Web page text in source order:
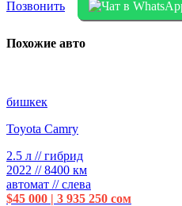
Позвонить
Похожие авто
бишкек
Toyota Camry
2.5 л // гибрид
2022 // 8400 км
автомат // слева
$45 000 | 3 935 250 сом